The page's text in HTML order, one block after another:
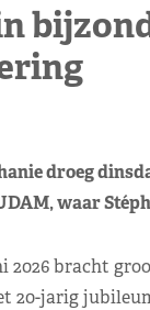
droeg
waar
2026 bracht
20-jarig